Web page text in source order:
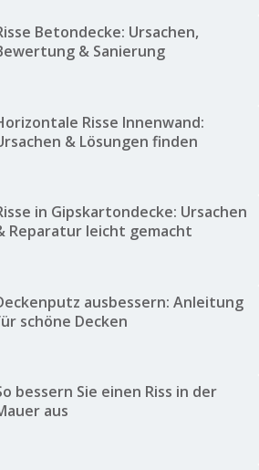
Betondecke: Ursachen,
& Sanierung
Risse Innenwand:
& Lösungen finden
in Gipskartondecke: Ursachen
Reparatur leicht gemacht
ausbessern: Anleitung
schöne Decken
bessern Sie einen Riss in der
aus